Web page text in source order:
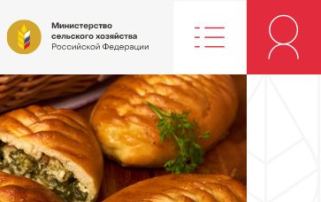
Министерство
сельского
хозяйства
Федерации